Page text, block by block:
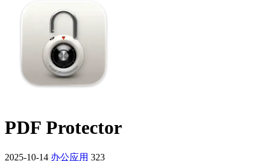
PDF Protector
2025-10-14 办公应用 323